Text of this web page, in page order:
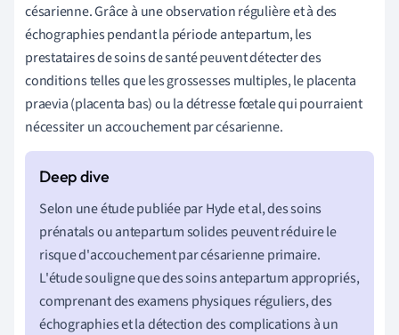
césarienne. Grâce à une observation régulière et à des
échographies pendant la période antepartum, les
prestataires de soins de santé peuvent détecter des
conditions telles que les grossesses multiples, le placenta
praevia (placenta bas) ou la détresse fœtale qui pourraient
nécessiter un accouchement par césarienne.
Selon une étude publiée par Hyde et al, des soins
prénatals ou antepartum solides peuvent réduire le
risque d'accouchement par césarienne primaire.
L'étude souligne que des soins antepartum appropriés,
comprenant des examens physiques réguliers, des
échographies et la détection des complications à un